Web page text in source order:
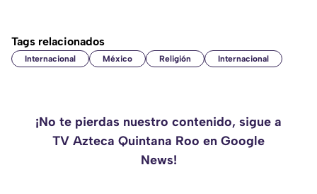
Tags relacionados
Internacional México Religión Internacional
¡No te pierdas nuestro contenido, sigue a
TV Azteca Quintana Roo en Google
News!